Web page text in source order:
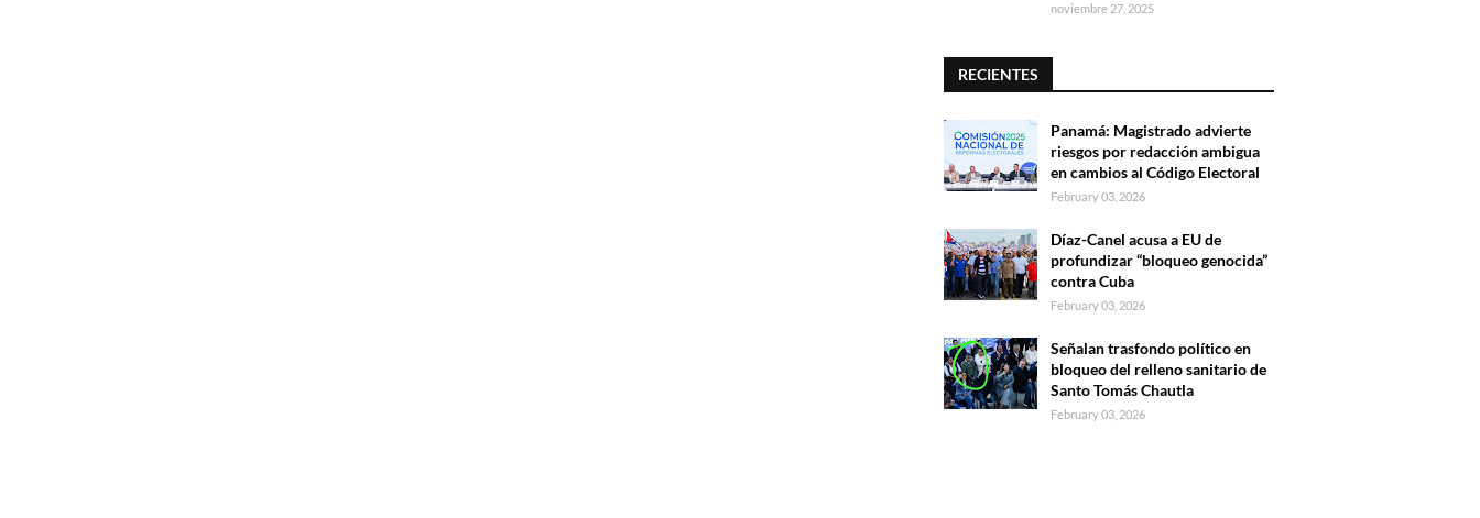
noviembre 27, 2025
RECIENTES
Panamá: Magistrado advierte
riesgos por redacción ambigua
en cambios al Código Electoral
February 03, 2026
Díaz-Canel acusa a EU de
profundizar “bloqueo genocida”
contra Cuba
February 03, 2026
Señalan trasfondo político en
bloqueo del relleno sanitario de
Santo Tomás Chautla
February 03, 2026